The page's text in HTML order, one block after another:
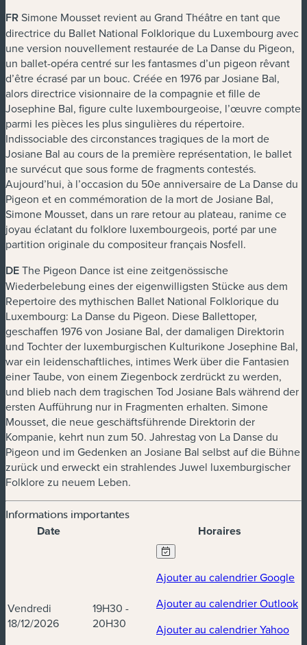
FRSimone Mousset revient au Grand Théâtre en tant que
directrice du Ballet National Folklorique du Luxembourg avec
une version nouvellement restaurée de La Danse du Pigeon,
un ballet-opéra centré sur les fantasmes d’un pigeon rêvant
d’être écrasé par un bouc. Créée en 1976 par Josiane Bal,
alors directrice visionnaire de la compagnie et fille de
Josephine Bal, figure culte luxembourgeoise, l’œuvre compte
parmi les pièces les plus singulières du répertoire.
Indissociable des circonstances tragiques de la mort de
Josiane Bal au cours de la première représentation, le ballet
ne survécut que sous forme de fragments contestés.
Aujourd’hui, à l’occasion du 50e anniversaire de La Danse du
Pigeon et en commémoration de la mort de Josiane Bal,
Simone Mousset, dans un rare retour au plateau, ranime ce
joyau éclatant du folklore luxembourgeois, porté par une
partition originale du compositeur français Nosfell.
DEThe Pigeon Dance ist eine zeitgenössische
Wiederbelebung eines der eigenwilligsten Stücke aus dem
Repertoire des mythischen Ballet National Folklorique du
Luxembourg: La Danse du Pigeon. Diese Ballettoper,
geschaffen 1976 von Josiane Bal, der damaligen Direktorin
und Tochter der luxemburgischen Kulturikone Josephine Bal,
war ein leidenschaftliches, intimes Werk über die Fantasien
einer Taube, von einem Ziegenbock zerdrückt zu werden,
und blieb nach dem tragischen Tod Josiane Bals während der
ersten Aufführung nur in Fragmenten erhalten. Simone
Mousset, die neue geschäftsführende Direktorin der
Kompanie, kehrt nun zum 50. Jahrestag von La Danse du
Pigeon und im Gedenken an Josiane Bal selbst auf die Bühne
zurück und erweckt ein strahlendes Juwel luxemburgischer
Folklore zu neuem Leben.
Informations importantes
Date Horaires
Vendredi
18/12/2026
19H30 -
20H30
Ajouter au calendrier Google
Ajouter au calendrier Outlook
Ajouter au calendrier Yahoo